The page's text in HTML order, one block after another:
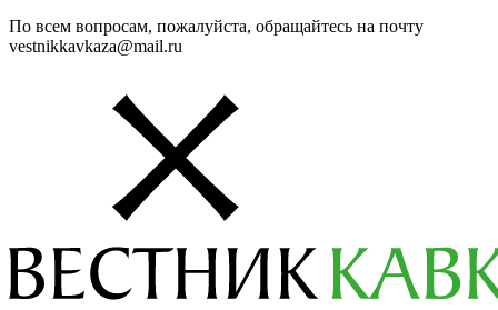
По всем вопросам, пожалуйста, обращайтесь на почту
vestnikkavkaza@mail.ru